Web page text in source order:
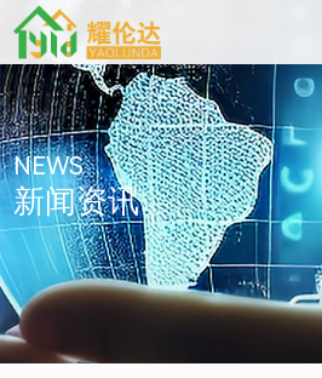
NEWS
新闻资讯